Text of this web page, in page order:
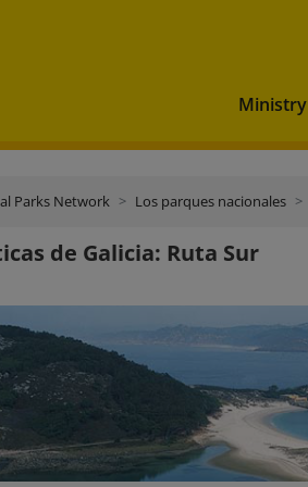
Ministry
Parks Network Los parques nacionales
de Galicia: Ruta Sur